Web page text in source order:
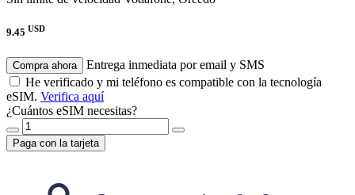
9.45 USD
Compra ahora
Entrega inmediata por email y SMS
He verificado y mi teléfono es compatible con la tecnología
eSIM. Verifica aquí
¿Cuántos eSIM necesitas?
Paga con la tarjeta